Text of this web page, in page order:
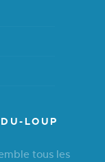
LOUP
tous les